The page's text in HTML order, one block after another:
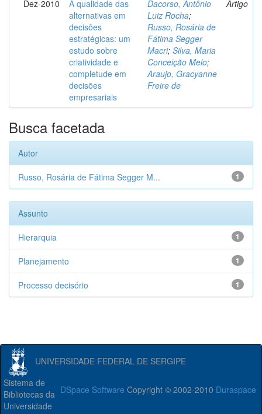
Dez-2010
A qualidade das
alternativas em
decisões
estratégicas: um
estudo sobre
criatividade e
completude em
decisões
empresariais
Dacorso, Antônio
Luiz Rocha;
Russo, Rosária de
Fátima Segger
Macri; Silva, Maria
Conceição Melo;
Araujo, Gracyanne
Freire de
Artigo
Busca facetada
Autor
1
Russo, Rosária de Fátima Segger M...
Assunto
1
Hierarquia
1
Planejamento
1
Processo decisório
UNIVERSIDADE FEDERAL DE SERGIPE
DSpace Software Copyright © 2002-2010 Duraspace
Sistema de
Bibliotecas da
Universidade